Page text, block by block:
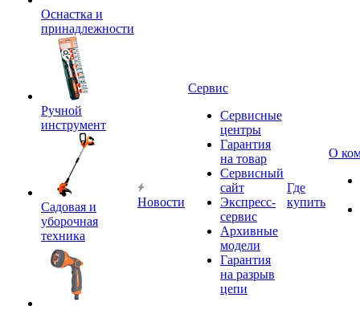
Оснастка и
принадлежности
Ручной
инструмент
Садовая и
уборочная
техника
Новости
Сервис
Сервисные
центры
Гарантия
на товар
Сервисный
сайт
Экспресс-
сервис
Архивные
модели
Гарантия
на разрыв
цепи
Где
купить
О